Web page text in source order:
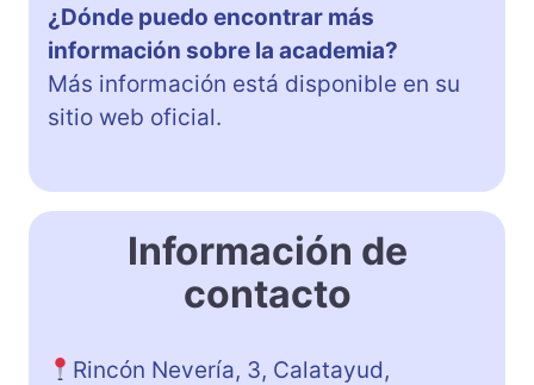
¿Dónde puedo encontrar más
información sobre la academia?
Más información está disponible en su
sitio web oficial.
Información de
contacto
Rincón Nevería, 3, Calatayud,